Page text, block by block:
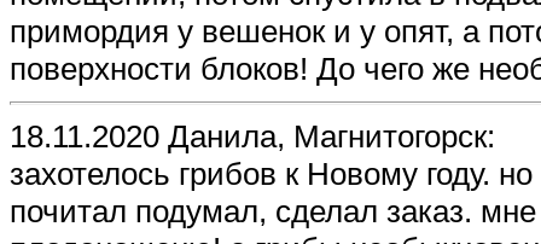
примордия у вешенок и у опят, а
поверхности блоков! До чего же
18.11.2020 Данила, Магнитогорск:
захотелось грибов к Новому году.
почитал подумал, сделал заказ.